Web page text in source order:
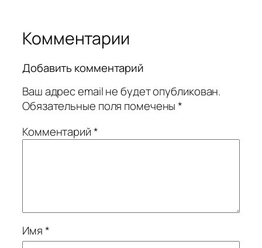
Комментарии
Добавить комментарий
Ваш адрес email не будет опубликован.
Обязательные поля помечены*
Комментарий*
Имя*